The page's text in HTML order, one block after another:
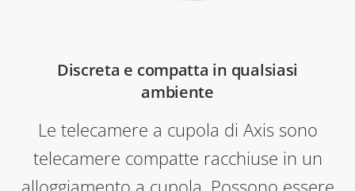
Discreta e compatta in qualsiasi
ambiente
Le telecamere a cupola di Axis sono
telecamere compatte racchiuse in un
alloggiamento a cupola. Possono essere